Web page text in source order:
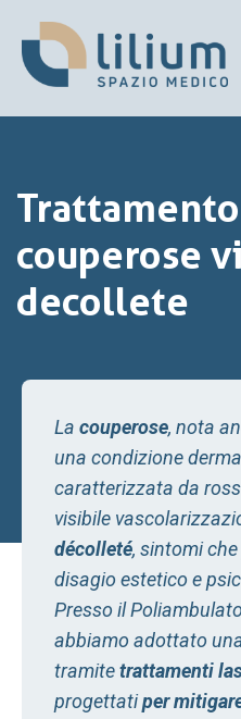
couperose
decollete
La couperose, nota
una condizione
caratterizzata da
visibile
décolleté, sintomi
disagio estetico e
Presso il
abbiamo adottato
tramitetrattamenti
progettatiper